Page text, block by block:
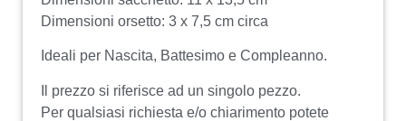
Dimensioni orsetto: 3 x 7,5 cm circa
Ideali per Nascita, Battesimo e Compleanno.
Il prezzo si riferisce ad un singolo pezzo.
Per qualsiasi richiesta e/o chiarimento potete